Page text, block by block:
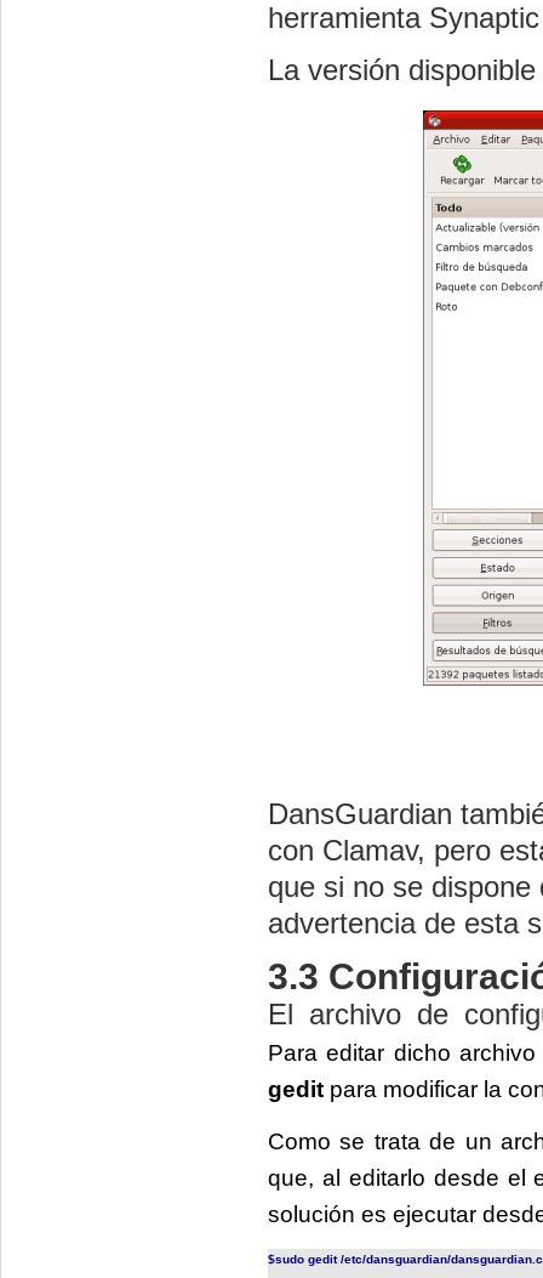
herramienta
La versión
DansGuardian
con Clamav, pero
que si no se
advertencia de esta
3.3
El archivo de
Para editar dicho
gedit para modificar la
Como se trata de un
que, al editarlo desde el
solución es ejecutar
$sudo gedit/etc/dansguardian/